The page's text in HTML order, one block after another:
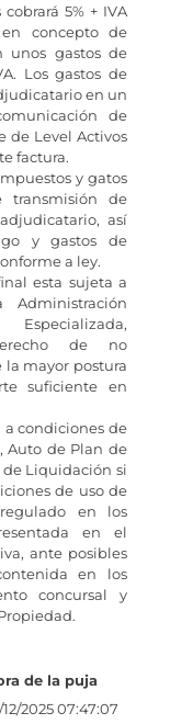
5% + IVA
concepto de
unos gastos de
Los gastos de
en un
de
de Level Activos
factura.
y gatos
transmisión de
así
y gastos de
a ley.
esta sujeta a
de no
la mayor postura
suficiente en
a condiciones de
Auto de Plan de
de Liquidación si
de uso de
en los
en el
ante posibles
en los
concursal y
de la puja
12/2025 07:47:07